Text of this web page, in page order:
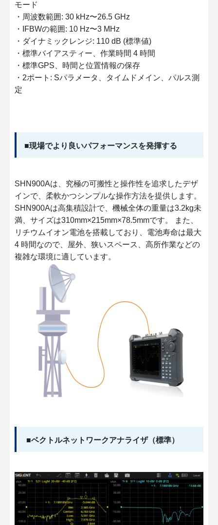
モード
・周波数範囲: 30 kHz〜26.5 GHz
・IFBWの範囲: 10 Hz〜3 MHz
・ダイナミックレンジ: 110 dB (標準値)
・標準バイアスティー、作業時間 4 時間
・標準GPS、時間と位置情報の保存
・2ポート: Sパラメータ、タイムドメイン、パルス測
定
■現場でより良いパフォーマンスを発揮する
SHN900Aは、究極の可搬性と操作性を追求したデザ
インで、柔軟かつシンプルな操作方法を提供します。
SHN900Aは高集積設計で、機械全体の重量は3.2kg未
満、サイズは310mm×215mm×78.5mmです。 また、
リチウムイオン電池を搭載しており、電池寿命は最大
4 時間なので、屋外、狭いスペース、高所作業などの
複雑な環境に適しています。
■ベクトルネットワークアナライザ（標準）